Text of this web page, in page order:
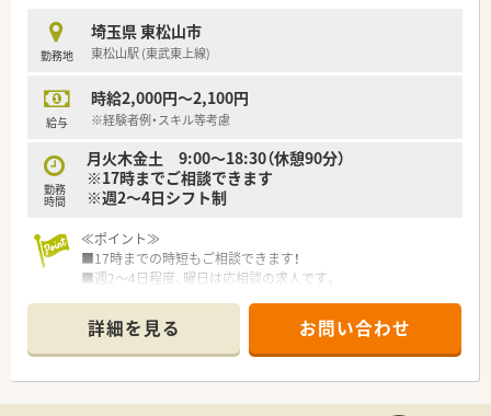
勤務地
埼玉県 東松山市
東松山駅 (東武東上線)
給与
時給2,000円～2,100円
※経験者例・スキル等考慮
勤務
時間
月火木金土 9:00～18:30（休憩90分）
※17時までご相談できます
※週2～4日シフト制
≪ポイント≫
■17時までの時短もご相談できます！
■週2～4日程度、曜日は応相談の求人です。
■東松山駅直結徒歩1分！
駅チカですが車通勤も可能です★
駐車場は薬局からすぐの立体駐車場★
■経験豊富で人柄の良い社長さんがしっかり指導してくれま
詳細を見る お問い合わせ